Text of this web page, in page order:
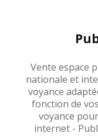
Vente espace
nationale et
voyance
fonction de
voyance
internet -